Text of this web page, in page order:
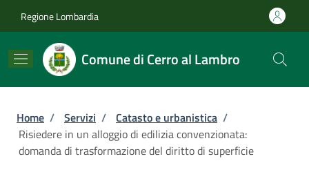
Regione Lombardia
Comune di Cerro al Lambro
Briciole di pane
Home / Servizi / Catasto e urbanistica /
Risiedere in un alloggio di edilizia convenzionata:
domanda di trasformazione del diritto di superficie